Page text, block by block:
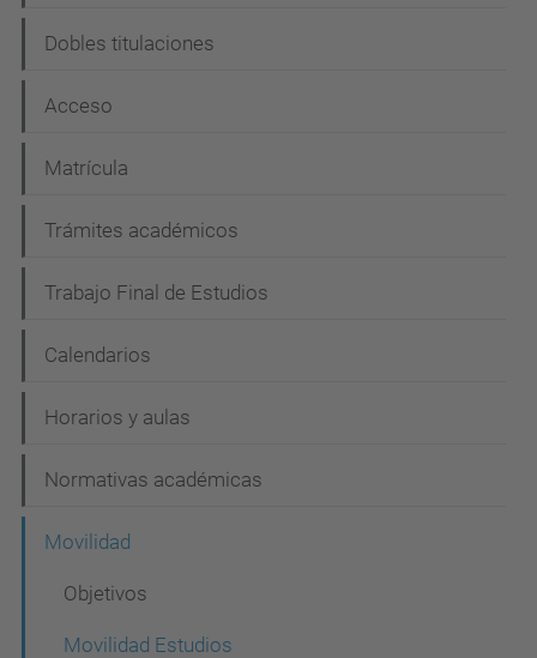
g
a
i
ó
Dobles titulaciones
Acceso
Matrícula
Trámites académicos
Trabajo Final de Estudios
Calendarios
Horarios y aulas
Normativas académicas
Movilidad
Objetivos
Movilidad Estudios